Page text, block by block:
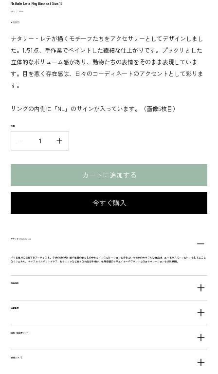
Nathalie Lete Ring Black cat Size:13
SKU：
SKU：
511108
価
￥8,800
ナタリー・レテが描くモチーフたちをアクセサリーとしてデザインしまし
た。1点1点、手作業でペイントした繊細な仕上がりです。プックリとした
立体的なボリューム感があり、動物たちの表情をそのまま表現していま
す。目を惹く存在感は、日々のコーディネートのアクセントとして彩りま
す。
リングの内側に「NL」のサインが入っています。（画像5枚目）
数量
カートに追加する
今すぐ購入
ブランド：Nathalie Lete
パリを拠点に活動するアーティスト。 子供の頃の思い出や毎日の暮らしの中からインスピレーションを得るという彼女のカラフルな作品は、ユーモラスでハッピー、そしてどこと
なくシニカル。 テキスタイルやリトグラフ、セラミックなど色々な作品を手掛け、世界各国のクリエイターやブランドとのコラボレーションも多数展開。
商品情報
注意事項
返品・返金ポリシー
配送について